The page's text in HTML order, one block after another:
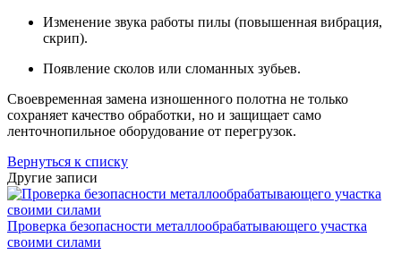
Изменение звука работы пилы (повышенная вибрация,
скрип).
Появление сколов или сломанных зубьев.
Своевременная замена изношенного полотна не только
сохраняет качество обработки, но и защищает само
ленточнопильное оборудование от перегрузок.
Вернуться к списку
Другие записи
Проверка безопасности металлообрабатывающего участка
своими силами